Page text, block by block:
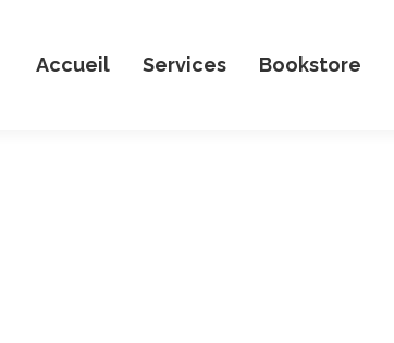
Accueil Services Bookstore